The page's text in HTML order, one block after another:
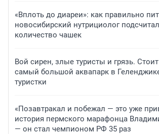
«Вплоть до диареи»: как правильно
новосибирский нутрициолог
количество чашек
Вой сирен, злые туристы и грязь.
самый большой аквапарк в
туристки
«Позавтракал и побежал — это уже
история пермского марафонца
— он стал чемпионом РФ 35 раз